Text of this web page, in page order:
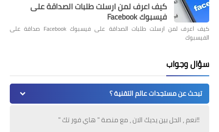
كيف اعرف لمن ارسلت طلبات الصداقة على
فيسبوك Facebook
كيف اعرف لمن ارسلت طلبات الصداقة على فيسبوك Facebook صداقة على
الفيسبوك
سؤال وجواب
تبحث عن مستجدات عالم التقنية ؟
!!نعم , الحل بين يديك الان ، مع منصة " هاي فور تك "